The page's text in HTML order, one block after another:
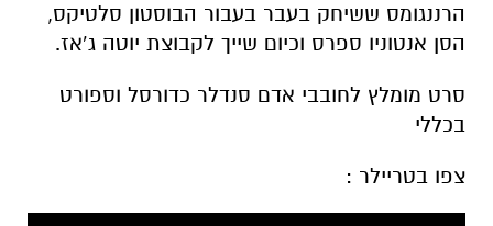
הרננגומס ששיחק בעבר בעבור הבוסטון סלטיקס,
הסן אנטוניו ספרס וכיום שייך לקבוצת יוטה ג’אז.
סרט מומלץ לחובבי אדם סנדלר כדורסל וספורט
בכללי
צפו בטריילר :